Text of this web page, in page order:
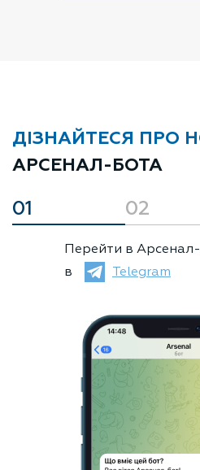
ДІЗНАЙТЕСЯ ПРО
АРСЕНАЛ-БОТА
01 02
Перейти в
в
Telegram